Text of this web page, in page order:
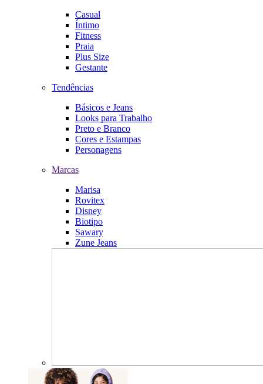
Casual
Íntimo
Fitness
Praia
Plus Size
Gestante
Tendências
Básicos e Jeans
Looks para Trabalho
Preto e Branco
Cores e Estampas
Personagens
Marcas
Marisa
Rovitex
Disney
Biotipo
Sawary
Zune Jeans